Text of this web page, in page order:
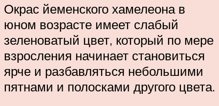
Окрас йеменского хамелеона в
юном возрасте имеет слабый
зеленоватый цвет, который по мере
взросления начинает становиться
ярче и разбавляться небольшими
пятнами и полосками другого цвета.